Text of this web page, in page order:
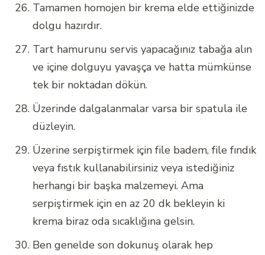
Tamamen homojen bir krema elde ettiğinizde
dolgu hazırdır.
Tart hamurunu servis yapacağınız tabağa alın
ve içine dolguyu yavaşça ve hatta mümkünse
tek bir noktadan dökün.
Üzerinde dalgalanmalar varsa bir spatula ile
düzleyin.
Üzerine serpiştirmek için file badem, file fındık
veya fıstık kullanabilirsiniz veya istediğiniz
herhangi bir başka malzemeyi. Ama
serpiştirmek için en az 20 dk bekleyin ki
krema biraz oda sıcaklığına gelsin.
Ben genelde son dokunuş olarak hep